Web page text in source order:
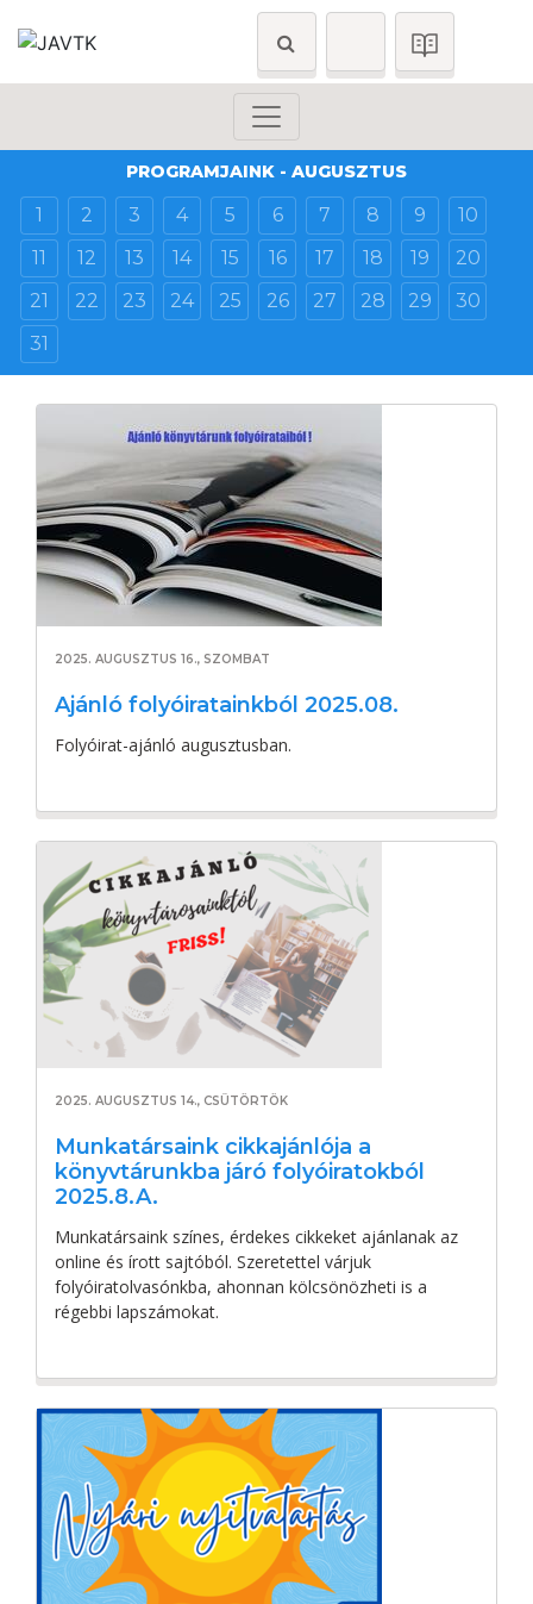
PROGRAMJAINK - AUGUSZTUS
1 2 3 4 5 6 7 8 9
10
11
12 13 14 15 16 17 18 19
20
21
22 23 24 25 26 27 28 29
30
31
2025. AUGUSZTUS 16., SZOMBAT
Ajánló folyóiratainkból 2025.08.
Folyóirat-ajánló augusztusban.
2025. AUGUSZTUS 14., CSÜTÖRTÖK
Munkatársaink cikkajánlója a
könyvtárunkba járó folyóiratokból
2025.8.A.
Munkatársaink színes, érdekes cikkeket ajánlanak az
online és írott sajtóból. Szeretettel várjuk
folyóiratolvasónkba, ahonnan kölcsönözheti is a
régebbi lapszámokat.